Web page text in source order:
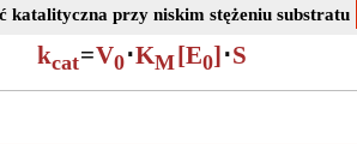
katalityczna przy niskim stężeniu substratu
kcat=V0⋅KM[E0]⋅S